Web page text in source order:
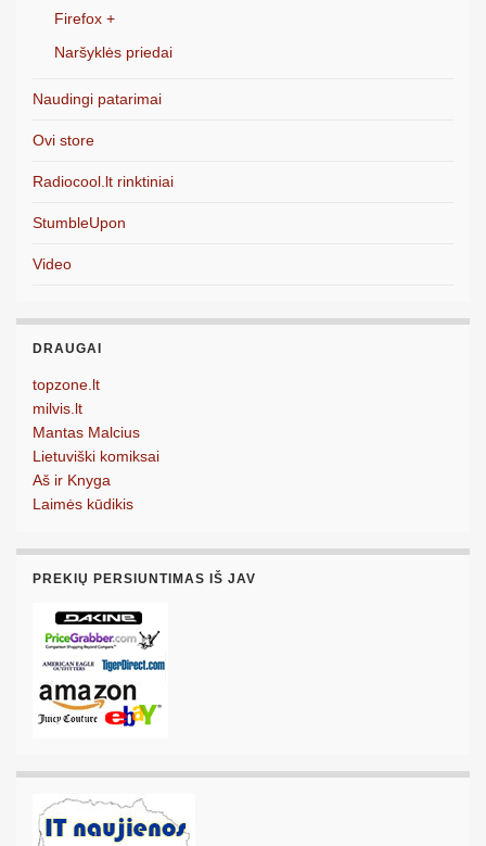
Firefox +
Naršyklės priedai
Naudingi patarimai
Ovi store
Radiocool.lt rinktiniai
StumbleUpon
Video
DRAUGAI
topzone.lt
milvis.lt
Mantas Malcius
Lietuviški komiksai
Aš ir Knyga
Laimės kūdikis
PREKIŲ PERSIUNTIMAS IŠ JAV